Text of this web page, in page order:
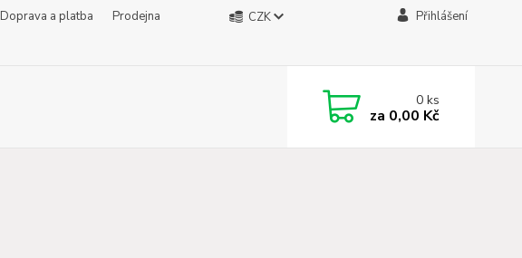
Doprava a platba
Prodejna
CZK Přihlášení
0ks
za 0,00 Kč